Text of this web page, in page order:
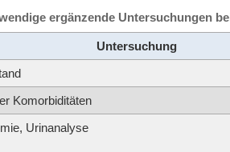
ergänzende Untersuchungen
Untersuchung
Komorbiditäten
Urinanalyse